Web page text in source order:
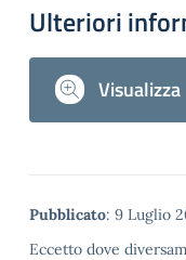
Ulteriori
Visualizza
Metadata
Pubblicato: 9 Luglio
Eccetto dove